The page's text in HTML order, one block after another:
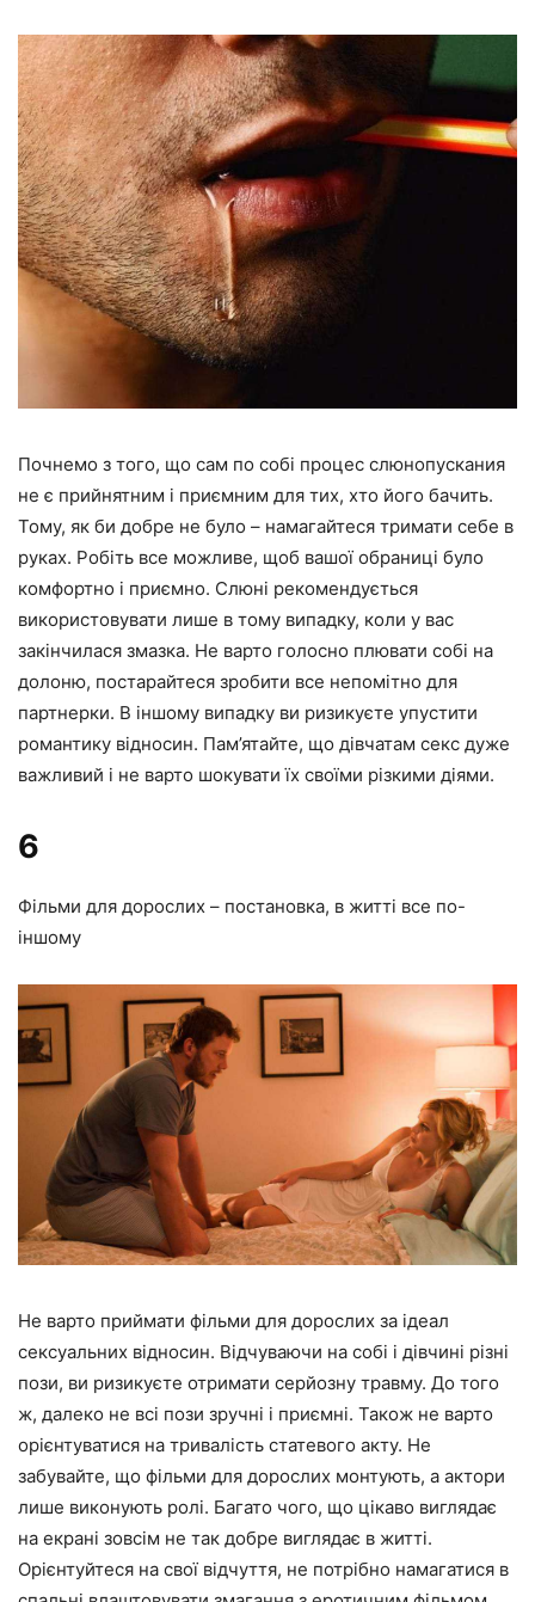
Почнемо з того, що сам по собі процес слюнопускания
не є прийнятним і приємним для тих, хто його бачить.
Тому, як би добре не було – намагайтеся тримати себе в
руках. Робіть все можливе, щоб вашої обраниці було
комфортно і приємно. Слюні рекомендується
використовувати лише в тому випадку, коли у вас
закінчилася змазка. Не варто голосно плювати собі на
долоню, постарайтеся зробити все непомітно для
партнерки. В іншому випадку ви ризикуєте упустити
романтику відносин. Пам’ятайте, що дівчатам секс дуже
важливий і не варто шокувати їх своїми різкими діями.
6
Фільми для дорослих – постановка, в житті все по-
іншому
Не варто приймати фільми для дорослих за ідеал
сексуальних відносин. Відчуваючи на собі і дівчині різні
пози, ви ризикуєте отримати серйозну травму. До того
ж, далеко не всі пози зручні і приємні. Також не варто
орієнтуватися на тривалість статевого акту. Не
забувайте, що фільми для дорослих монтують, а актори
лише виконують ролі. Багато чого, що цікаво виглядає
на екрані зовсім не так добре виглядає в житті.
Орієнтуйтеся на свої відчуття, не потрібно намагатися в